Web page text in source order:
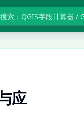
搜索GIS教程与报错
应